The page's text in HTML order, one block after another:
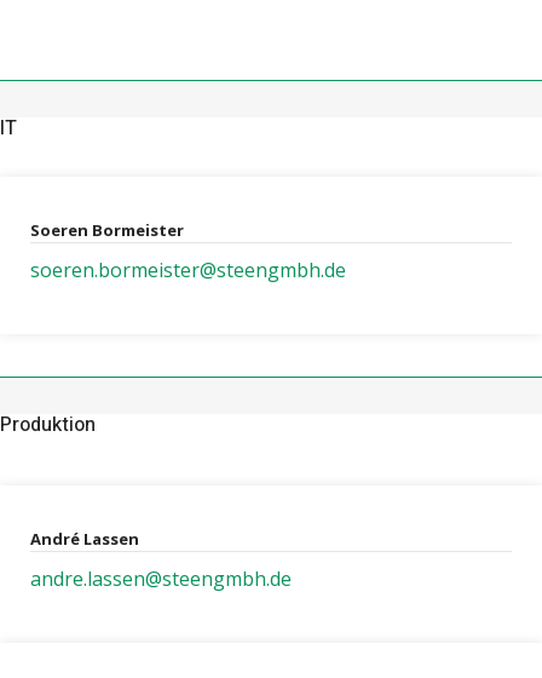
IT
Soeren Bormeister
soeren.bormeister@steengmbh.de
Produktion
André Lassen
andre.lassen@steengmbh.de